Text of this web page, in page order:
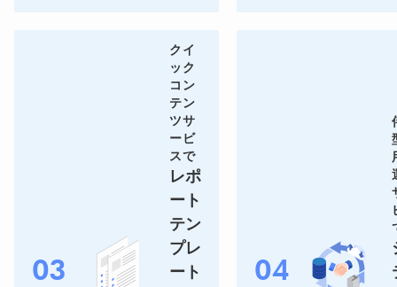
03
クイ
ック
コン
テン
ツサ
ービ
スで
レポ
ート
テン
プレ
ート
04